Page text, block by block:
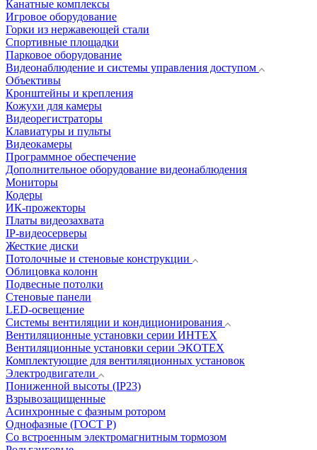
Канатные комплексы
Игровое оборудование
Горки из нержавеющей стали
Спортивные площадки
Парковое оборудование
Видеонаблюдение и системы управления доступом
Объективы
Кронштейны и крепления
Кожухи для камеры
Видеорегистраторы
Клавиатуры и пульты
Видеокамеры
Программное обеспечение
Дополнительное оборудование видеонаблюдения
Мониторы
Кодеры
ИК-прожекторы
Платы видеозахвата
IP-видеосерверы
Жесткие диски
Потолочные и стеновые конструкции
Облицовка колонн
Подвесные потолки
Стеновые панели
LED-освещение
Системы вентиляции и кондиционирования
Вентиляционные установки серии ИНТЕХ
Вентиляционные установки серии ЭКОТЕХ
Комплектующие для вентиляционных установок
Электродвигатели
Пониженной высоты (IP23)
Взрывозащищенные
Асинхронные с фазным ротором
Однофазные (ГОСТ Р)
Со встроенным электромагнитным тормозом